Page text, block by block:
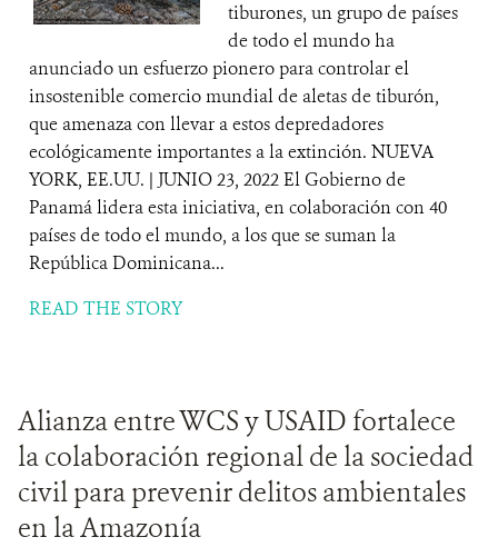
tiburones, un grupo de países
de todo el mundo ha
anunciado un esfuerzo pionero para controlar el
insostenible comercio mundial de aletas de tiburón,
que amenaza con llevar a estos depredadores
ecológicamente importantes a la extinción. NUEVA
YORK, EE.UU. | JUNIO 23, 2022 El Gobierno de
Panamá lidera esta iniciativa, en colaboración con 40
países de todo el mundo, a los que se suman la
República Dominicana...
READ THE STORY
Alianza entre WCS y USAID fortalece
la colaboración regional de la sociedad
civil para prevenir delitos ambientales
en la Amazonía